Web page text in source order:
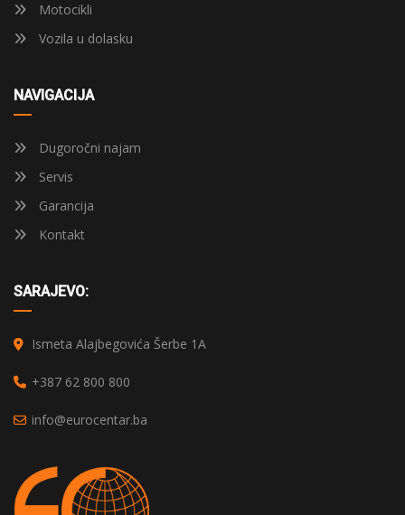
Motocikli
Vozila u dolasku
NAVIGACIJA
Dugoročni najam
Servis
Garancija
Kontakt
SARAJEVO:
Ismeta Alajbegovića Šerbe 1A
+387 62 800 800
info@eurocentar.ba